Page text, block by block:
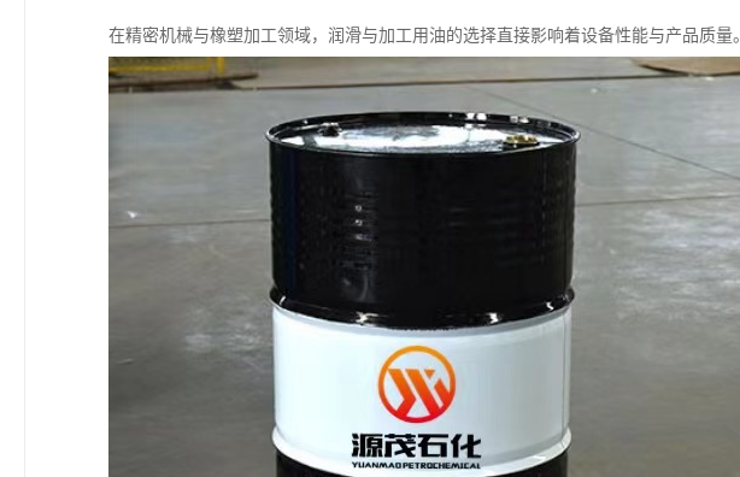
在精密机械与橡塑加工领域，润滑与加工用油的选择直接影响着设备性能与产品质量